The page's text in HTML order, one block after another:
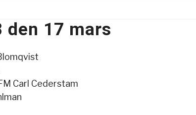
den 17 mars
Carl Cederstam